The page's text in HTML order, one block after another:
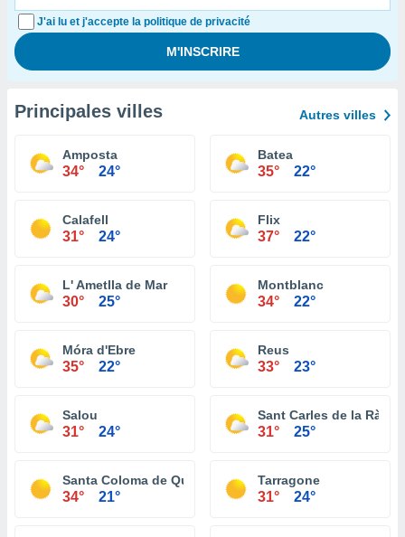
J'ai lu et j'accepte la politique de privacité
Principales villes Autres villes
Amposta
34° 24°
Batea
35° 22°
Calafell
31° 24°
Flix
37° 22°
L' Ametlla de Mar
30° 25°
Montblanc
34° 22°
Móra d'Ebre
35° 22°
Reus
33° 23°
Salou
31° 24°
Sant Carles de la Ràpita
31° 25°
Santa Coloma de Queralt
34° 21°
Tarragone
31° 24°